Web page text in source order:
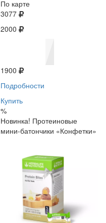
По карте
3077
2000
1900
Подробности
Купить
%
Новинка! Протеиновые
мини-батончики «Конфетки»